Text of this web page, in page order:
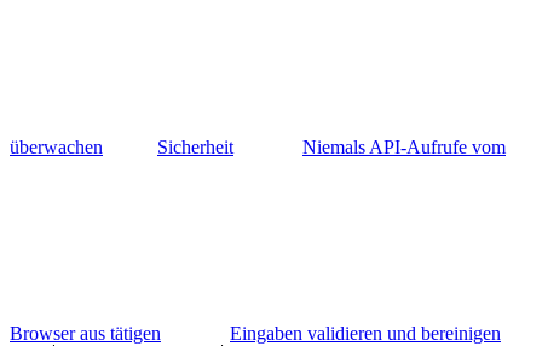
überwachen Sicherheit Niemals API-Aufrufe vom
Browser aus tätigen Eingaben validieren und bereinigen